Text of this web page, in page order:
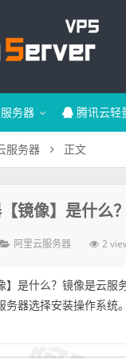
务器 腾讯云轻
服务器 正文
镜像】是什么
阿里云服务器 2
】是什么？镜像是云服
务器选择安装操作系